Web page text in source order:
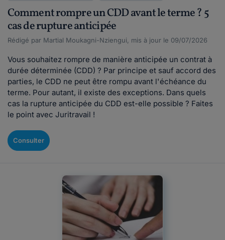
Comment rompre un CDD avant le terme ? 5
cas de rupture anticipée
Rédigé par Martial Moukagni-Nziengui, mis à jour le 09/07/2026
Vous souhaitez rompre de manière anticipée un contrat à
durée déterminée (CDD) ? Par principe et sauf accord des
parties, le CDD ne peut être rompu avant l'échéance du
terme. Pour autant, il existe des exceptions. Dans quels
cas la rupture anticipée du CDD est-elle possible ? Faites
le point avec Juritravail !
Consulter